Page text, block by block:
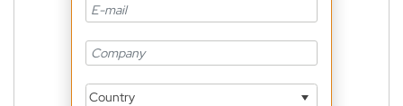
Country